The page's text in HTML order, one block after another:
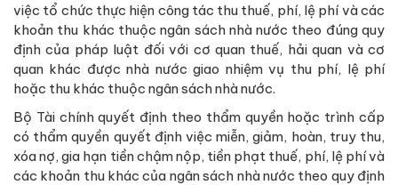
việc tổ chức thực hiện công tác thu thuế, phí, lệ phí và các
khoản thu khác thuộc ngân sách nhà nước theo đúng quy
định của pháp luật đối với cơ quan thuế, hải quan và cơ
quan khác được nhà nước giao nhiệm vụ thu phí, lệ phí
hoặc thu khác thuộc ngân sách nhà nước.
Bộ Tài chính quyết định theo thẩm quyền hoặc trình cấp
có thẩm quyền quyết định việc miễn, giảm, hoàn, truy thu,
xóa nợ, gia hạn tiền chậm nộp, tiền phạt thuế, phí, lệ phí và
các khoản thu khác của ngân sách nhà nước theo quy định